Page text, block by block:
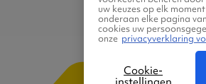
uw keuzes op elk
onderaan elke pagina
cookies uw
onze privacyverklaring
Cookie-